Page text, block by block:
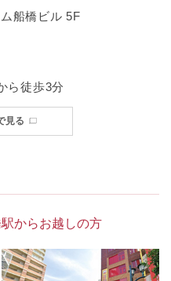
船橋ビル 5F
ら徒歩3分
見る
からお越しの方